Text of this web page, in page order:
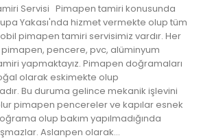
Servisi Pimapen tamiri konusunda
Yakası'nda hizmet vermekte olup tüm
pimapen tamiri servisimiz vardır. Her
pencere, pvc, alüminyum
yapmaktayız. Pimapen doğramaları
olarak eskimekte olup
Bu duruma gelince mekanik işlevini
pimapen pencereler ve kapılar esnek
olup bakım yapılmadığında
Aslanpen olarak...